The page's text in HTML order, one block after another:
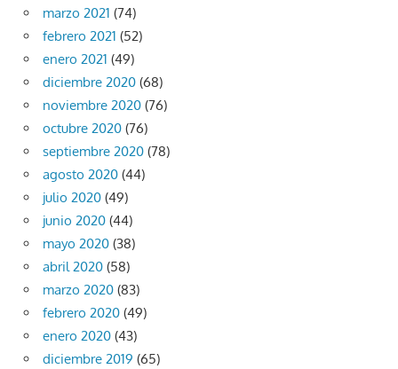
marzo 2021 (74)
febrero 2021 (52)
enero 2021 (49)
diciembre 2020 (68)
noviembre 2020 (76)
octubre 2020 (76)
septiembre 2020 (78)
agosto 2020 (44)
julio 2020 (49)
junio 2020 (44)
mayo 2020 (38)
abril 2020 (58)
marzo 2020 (83)
febrero 2020 (49)
enero 2020 (43)
diciembre 2019 (65)